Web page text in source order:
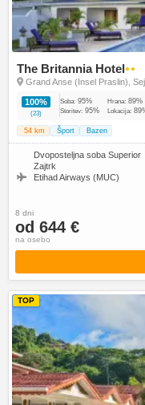
The Britannia Hotel●●
Grand Anse (Insel Praslin),
100%
(23)
Soba: 95% Hrana: 89%
Storitev: 95% Lokacija:
54 km Šport Bazen
Dvoposteljna soba Superior
Zajtrk
Etihad Airways (MUC)
8 dni
od 644 €
na osebo
TOP